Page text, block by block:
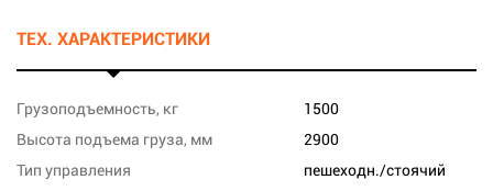
ТЕХ. ХАРАКТЕРИСТИКИ
Грузоподъемность, кг
1500
Высота подъема груза, мм
2900
Тип управления
пешеходн./стоячий